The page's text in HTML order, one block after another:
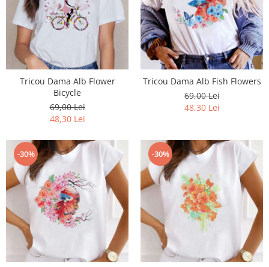
Tricou Dama Alb Flower
Bicycle
69,00 Lei
48,30 Lei
Tricou Dama Alb Fish Flowers
69,00 Lei
48,30 Lei
-30% -30%